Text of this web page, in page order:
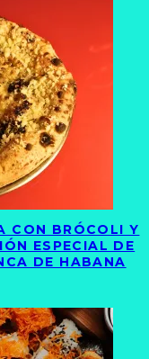
CON BRÓCOLI Y
ESPECIAL DE
DE HABANA